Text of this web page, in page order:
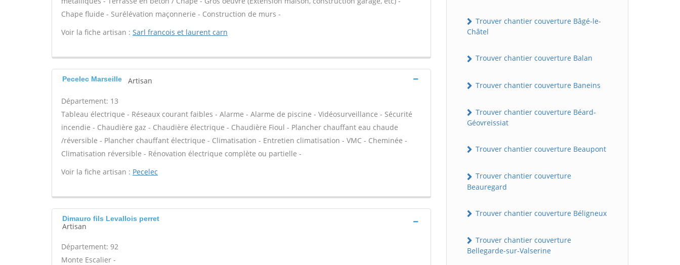
Chape fluide - Surélévation maçonnerie - Construction de murs -
Voir la fiche artisan : Sarl francois et laurent carn
Pecelec Marseille Artisan
Département: 13
Tableau électrique - Réseaux courant faibles - Alarme - Alarme de piscine - Vidéosurveillance - Sécurité
incendie - Chaudière gaz - Chaudière électrique - Chaudière Fioul - Plancher chauffant eau chaude
/réversible - Plancher chauffant électrique - Climatisation - Entretien climatisation - VMC - Cheminée -
Climatisation réversible - Rénovation électrique complète ou partielle -
Voir la fiche artisan : Pecelec
Dimauro fils Levallois perret
Artisan
Département: 92
Monte Escalier -
Trouver chantier couverture Bâgé-le-
Châtel
Trouver chantier couverture Balan
Trouver chantier couverture Baneins
Trouver chantier couverture Béard-
Géovreissiat
Trouver chantier couverture Beaupont
Trouver chantier couverture
Beauregard
Trouver chantier couverture Béligneux
Trouver chantier couverture
Bellegarde-sur-Valserine